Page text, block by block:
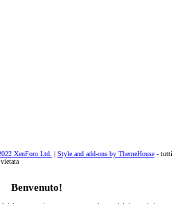
XenForo Ltd. Style and add-ons by ThemeHouse - tutti
Benvenuto!